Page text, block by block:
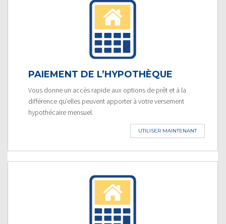
PAIEMENT DE L’HYPOTHÈQUE
Vous donne un accès rapide aux options de prêt et à la
différence qu’elles peuvent apporter à votre versement
hypothécaire mensuel.
UTILISER MAINTENANT